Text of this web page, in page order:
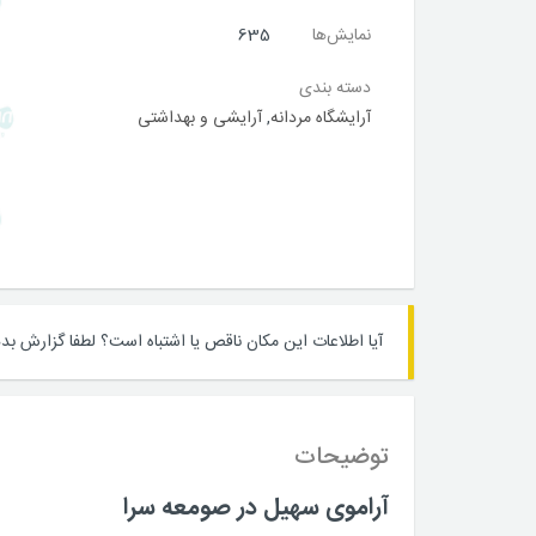
نمایش‌ها
635
دسته بندی
آرایشگاه مردانه,آرایشی و بهداشتی
آیا اطلاعات این مکان ناقص یا اشتباه است؟ لطفا گزارش
توضیحات
آراموی سهیل در صومعه سرا